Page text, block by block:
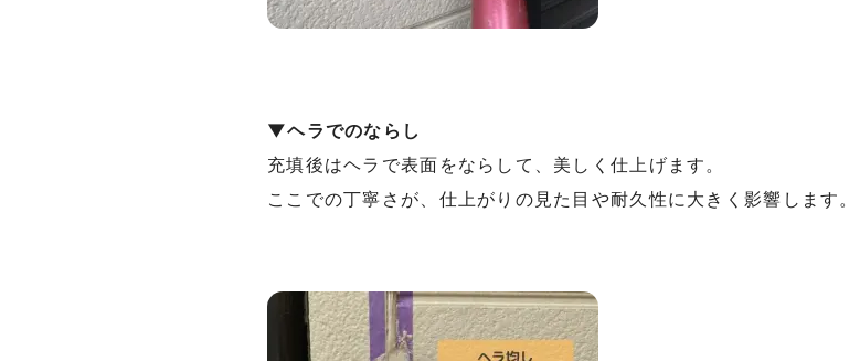
▼ヘラでのならし
充填後はヘラで表面をならして、美しく仕上げます。
ここでの丁寧さが、仕上がりの見た目や耐久性に大きく影響します。